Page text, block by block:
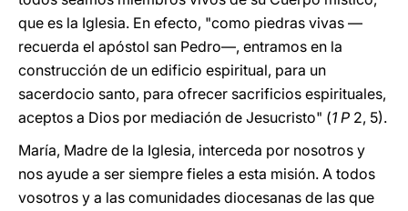
que es la Iglesia. En efecto, "como piedras vivas —
recuerda el apóstol san Pedro—, entramos en la
construcción de un edificio espiritual, para un
sacerdocio santo, para ofrecer sacrificios espirituales,
aceptos a Dios por mediación de Jesucristo" (1 P 2, 5).
María, Madre de la Iglesia, interceda por nosotros y
nos ayude a ser siempre fieles a esta misión. A todos
vosotros y a las comunidades diocesanas de las que